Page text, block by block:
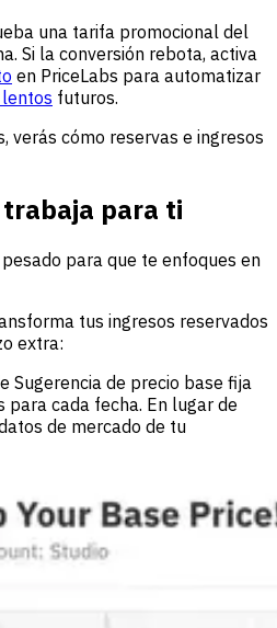
una tarifa promocional del
Si la conversión rebota, activa
en PriceLabs para automatizar
futuros.
verás cómo reservas e ingresos
trabaja para ti
para que te enfoques en
tus ingresos reservados
extra:
Sugerencia de precio base fija
cada fecha. En lugar de
de mercado de tu